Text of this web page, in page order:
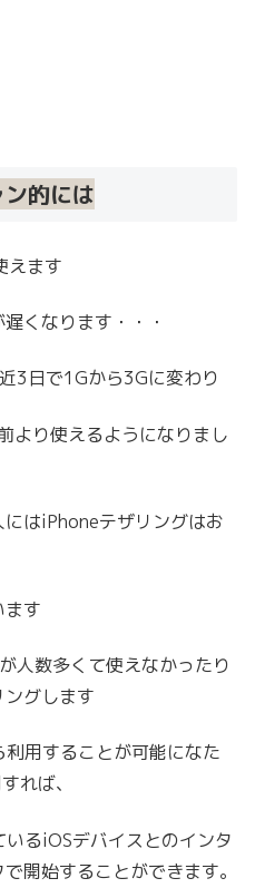
的には
えます
くなります・・・
3日で1Gから3Gに変わり
より使えるようになりまし
はiPhoneテザリングはお
ます
人数多くて使えなかったり
グします
用することが可能になた
れば、
るiOSデバイスとのインタ
開始することができます。